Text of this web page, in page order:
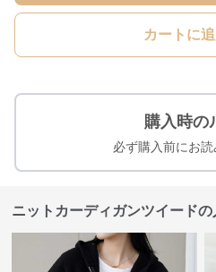
カートに
購入時の
必ず購入前にお読
ニットカーディガンツイード